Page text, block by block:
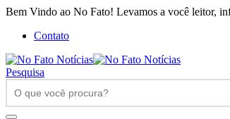
Bem Vindo ao No Fato! Levamos a você leitor,
Contato
Pesquisa